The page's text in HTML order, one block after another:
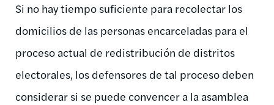
Si no hay tiempo suficiente para recolectar los
domicilios de las personas encarceladas para el
proceso actual de redistribución de distritos
electorales, los defensores de tal proceso deben
considerar si se puede convencer a la asamblea